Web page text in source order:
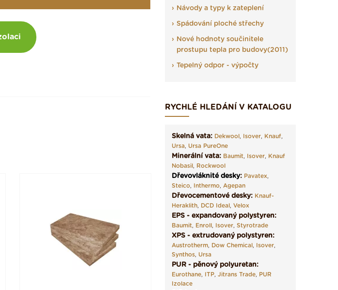
Návody a typy k zateplení
Spádování ploché střechy
Nové hodnoty součinitele
prostupu tepla pro budovy(2011)
Tepelný odpor - výpočty
RYCHLÉ HLEDÁNÍ V KATALOGU
Skelná vata: Dekwool, Isover, Knauf,
Ursa, Ursa PureOne
Minerální vata: Baumit, Isover, Knauf
Nobasil, Rockwool
Dřevovláknité desky: Pavatex,
Steico, Inthermo, Agepan
Dřevocementové desky: Knauf-
Heraklith, DCD Ideal, Velox
EPS - expandovaný polystyren:
Baumit, Enroll, Isover, Styrotrade
XPS - extrudovaný polystyren:
Austrotherm, Dow Chemical, Isover,
Synthos, Ursa
PUR - pěnový polyuretan:
Eurothane, ITP, Jitrans Trade, PUR
Izolace